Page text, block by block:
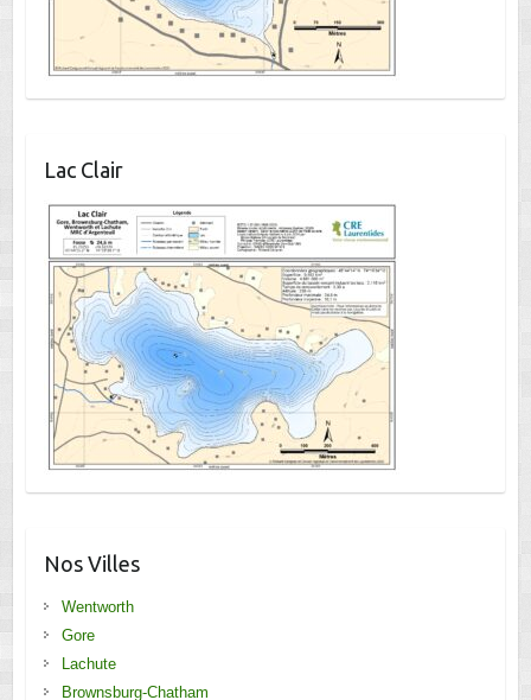
Lac Clair
Nos Villes
Wentworth
Gore
Lachute
Brownsburg-Chatham